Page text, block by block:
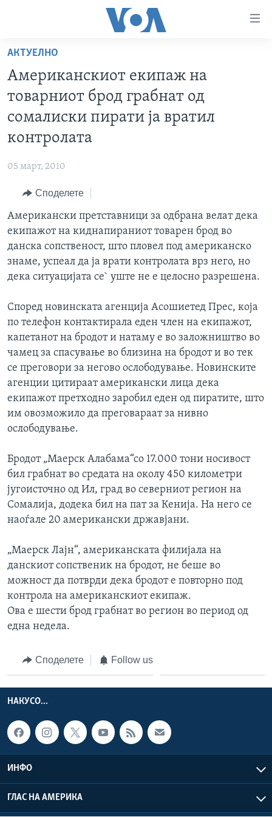
пристапност
Премини
на
главната
содржина
до
страната
навигација
РУБРИКИ
ЕКОНОМИЈА
ПОЛИТИКА
ЗДРАВЈЕ
УМЕТНОСТ И ЗАБАВА
ИНТЕРВЈУА
ФОТОГАЛЕРИИ
NEWSFLASH - АРХИВА
ВЕСТИ ОД САД ВО МИНУТА - АРХИВА
ИЗБОРИ ВО САД 2020 - АРХИВА
ЗА НАС
АКТУЕЛНО
Американскиот екипаж на
товарниот брод грабнат од
сомалиски пирати ја вратил
контролата
05 март, 2010
Споделете
Американски претставници за одбрана велат дека
екипажот на киднапираниот товарен брод во
данска сопственост, што пловел под американско
знаме, успеал да ја врати контролата врз него, но
дека ситуацијата се` уште не е целосно разрешена.
Според новинската агенција Асошиетед Прес, која
по телефон контактирала еден член на екипажот,
капетанот на бродот и натаму е во заложништво во
чамец за спасување во близина на бродот и во тек
се преговори за негово ослободување. Новинските
агенции цитираат американски лица дека
екипажот претходно заробил еден од пиратите, што
им овозможило да преговараат за нивно
ослободување.
Бродот „Маерск Алабама“со 17.000 тони носивост
бил грабнат во средата на околу 450 километри
југоисточно од Ил, град во северниот регион на
Сомалија, додека бил на пат за Кенија. На него се
наоѓале 20 американски државјани.
„Маерск Лајн“, американската филијала на
данскиот сопственик на бродот, не беше во
можност да потврди дека бродот е повторно под
контрола на американскиот екипаж.
Ова е шести брод грабнат во регион во период од
една недела.
Споделете Follow us
НАКУСО...
ИНФО
ГЛАС НА АМЕРИКА